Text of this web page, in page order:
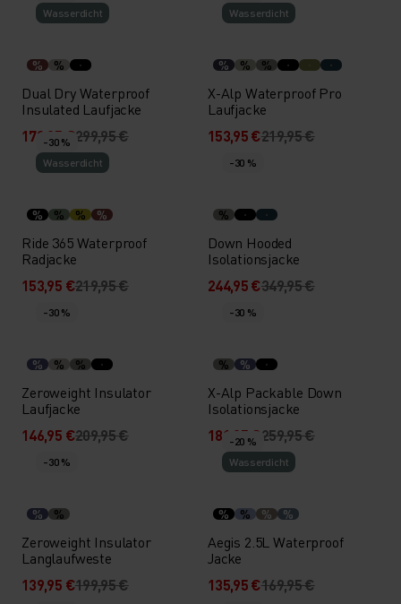
Wasserdicht
% %
Dual Dry Waterproof
Insulated Laufjacke
179,95 €299,95 €
Wasserdicht
% % %
X-Alp Waterproof Pro
Laufjacke
153,95 €219,95 €
-30 %
Wasserdicht
% % % %
Ride 365 Waterproof
Radjacke
153,95 €219,95 €
-30 %
%
Down Hooded
Isolationsjacke
244,95 €349,95 €
-30 %
% % %
Zeroweight Insulator
Laufjacke
146,95 €209,95 €
-30 %
% %
X-Alp Packable Down
Isolationsjacke
181,95 €259,95 €
-30 %
% %
Zeroweight Insulator
Langlaufweste
139,95 €199,95 €
-20 %
Wasserdicht
% % % %
Aegis 2.5L Waterproof
Jacke
135,95 €169,95 €